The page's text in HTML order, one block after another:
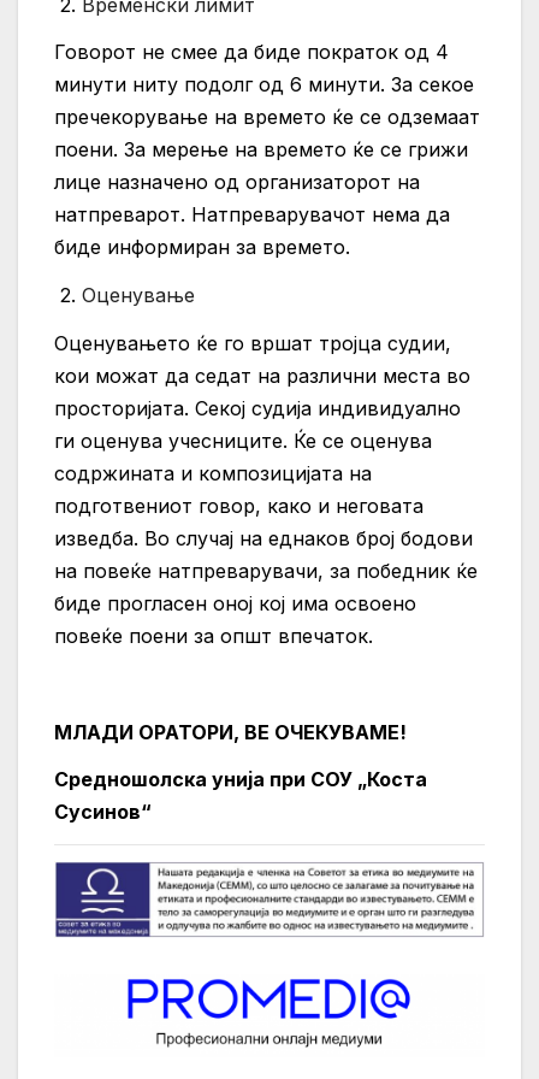
Говорот не смее да биде пократок од 4
минути ниту подолг од 6 минути. За секое
пречекорување на времето ќе се одземаат
поени. За мерење на времето ќе се грижи
лице назначено од организаторот на
натпреварот. Натпреварувачот нема да
биде информиран за времето.
2. Оценување
Оценувањето ќе го вршат тројца судии,
кои можат да седат на различни места во
просторијата. Секој судија индивидуално
ги оценува учесниците. Ќе се оценува
содржината и композицијата на
подготвениот говор, како и неговата
изведба. Во случај на еднаков број бодови
на повеќе натпреварувачи, за победник ќе
биде прогласен оној кој има освоено
повеќе поени за општ впечаток.
МЛАДИ ОРАТОРИ, ВЕ ОЧЕКУВАМЕ!
Средношолска унија при СОУ „Коста
Сусинов“